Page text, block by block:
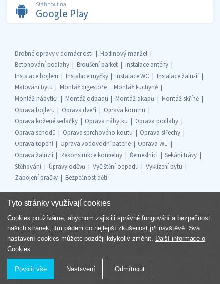
Stáhnout na
Google Play
Drobné opravy v domácnosti
Hodinový manžel
Betonování podlahy
Broušení parket
Instalace antény
Instalace bojleru
Instalace myčky Instalace WC
Instalace žaluzií
Malování bytu
Montáž digestoře
Montáž kuchyně
Montáž nábytku
Montáž odpadu Montáž okapů
Montáž skříně
Oprava bojleru
Oprava dveří
Oprava komínu
Oprava kožené sedačky
Oprava nábytku
Oprava podlahy
Oprava schodů
Oprava sprchového koutu
Oprava střechy
Oprava topení
Oprava vodovodní baterie
Oprava WC
Oprava žaluzií
Rekonstrukce koupelny Řemeslníci
Sekání trávy
Stěhování
Úpravy oděvů Vyčištění odpadu
Vyklízení bytu
Zapojení pračky
Bezpečnost dětí
Součást skupiny
Tyto stránky využívají cookies
Cookies používáme, abychom zajistili správné fungování a bezpečnost
našich stránek, tím pádem co nejlepší zkušenost při návštěvě. Svá
nastavení cookies můžete později kdykoliv změnit. Další informace o
Cookies
Povolit vše Nastavení Odmítnout